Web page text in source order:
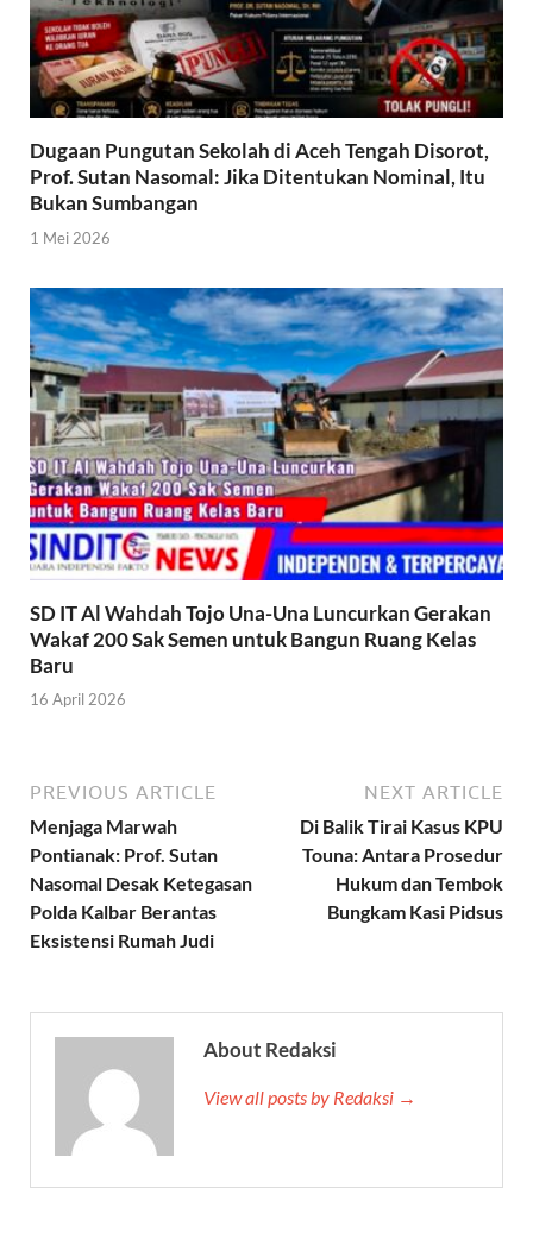
Dugaan Pungutan Sekolah di Aceh Tengah Disorot,
Prof. Sutan Nasomal: Jika Ditentukan Nominal, Itu
Bukan Sumbangan
1 Mei 2026
SD IT Al Wahdah Tojo Una-Una Luncurkan Gerakan
Wakaf 200 Sak Semen untuk Bangun Ruang Kelas
Baru
16 April 2026
PREVIOUS ARTICLE
Menjaga Marwah
Pontianak: Prof. Sutan
Nasomal Desak Ketegasan
Polda Kalbar Berantas
Eksistensi Rumah Judi
NEXT ARTICLE
Di Balik Tirai Kasus KPU
Touna: Antara Prosedur
Hukum dan Tembok
Bungkam Kasi Pidsus
About Redaksi
View all posts by Redaksi →